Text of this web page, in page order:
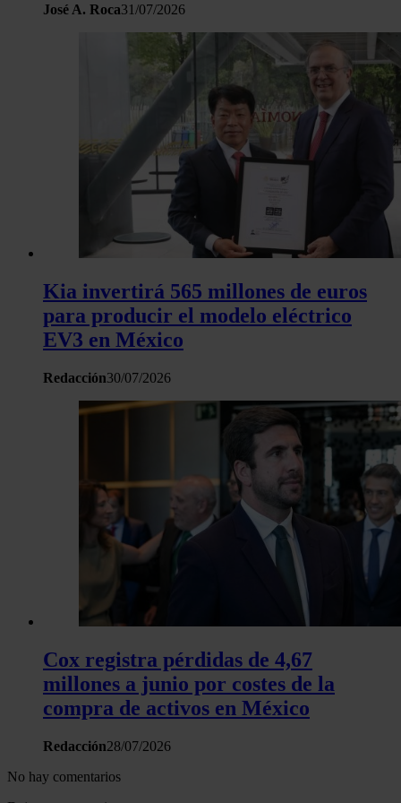
tráfico. Además, compartimos información sobre el uso que
sitio web con nuestros partners de redes sociales,
análisis web, quienes pueden combinarla con otra
haya proporcionado o que hayan recopilado a partir del uso
José A. Roca31/07/2026
Kia invertirá 565 millones de euros
para producir el modelo eléctrico
EV3 en México
Redacción30/07/2026
Cox registra pérdidas de 4,67
millones a junio por costes de la
compra de activos en México
Redacción28/07/2026
No hay comentarios